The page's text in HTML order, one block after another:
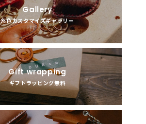
Gallery
糸色カスタマイズギャラリー
Gift wrapping
ギフトラッピング無料